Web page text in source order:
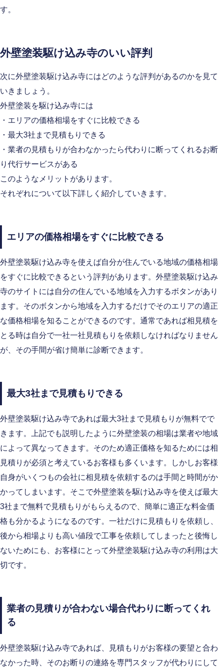
す。
外壁塗装駆け込み寺のいい評判
次に外壁塗装駆け込み寺にはどのような評判があるのかを見て
いきましょう。
外壁塗装を駆け込み寺には
・エリアの価格相場をすぐに比較できる
・最大3社まで見積もりできる
・業者の見積もりが合わなかったら代わりに断ってくれるお断
り代行サービスがある
このようなメリットがあります。
それぞれについて以下詳しく紹介していきます。
エリアの価格相場をすぐに比較できる
外壁塗装駆け込み寺を使えば自分が住んでいる地域の価格相場
をすぐに比較できるという評判があります。外壁塗装駆け込み
寺のサイトには自分の住んでいる地域を入力するボタンがあり
ます。そのボタンから地域を入力するだけでそのエリアの適正
な価格相場を知ることができるのです。通常であれば相見積を
とる時は自分で一社一社見積もりを依頼しなければなりません
が、その手間が省け簡単に診断できます。
最大3社まで見積もりできる
外壁塗装駆け込み寺であれば最大3社まで見積もりが無料でで
きます。上記でも説明したように外壁塗装の相場は業者や地域
によって異なってきます。そのため適正価格を知るためには相
見積りが必須と考えているお客様も多くいます。しかしお客様
自身がいくつもの会社に相見積を依頼するのは手間と時間がか
かってしまいます。そこで外壁塗装を駆け込み寺を使えば最大
3社まで無料で見積もりがもらえるので、簡単に適正な料金価
格も分かるようになるのです。一社だけに見積もりを依頼し、
後から相場よりも高い値段で工事を依頼してしまったと後悔し
ないためにも、お客様にとって外壁塗装駆け込み寺の利用は大
切です。
業者の見積りが合わない場合代わりに断ってくれ
る
外壁塗装駆け込み寺であれば、見積もりがお客様の要望と合わ
なかった時、そのお断りの連絡を専門スタッフが代わりにして